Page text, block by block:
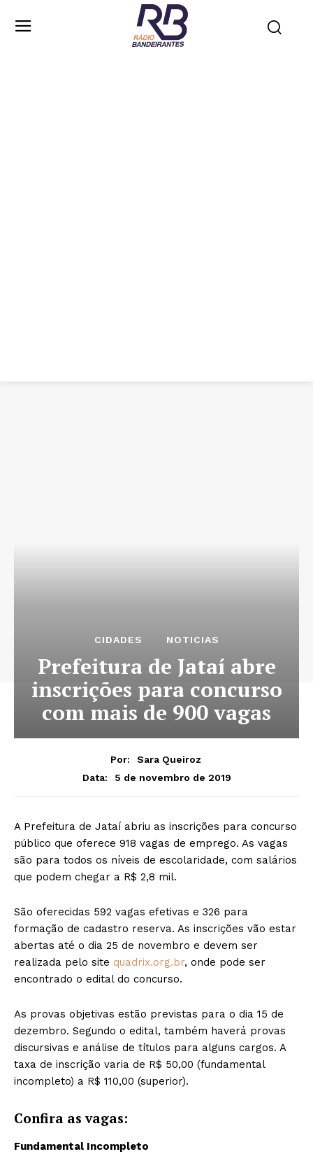
CIDADES NOTICIAS
Prefeitura de Jataí abre
inscrições para concurso
com mais de 900 vagas
Por:
Sara Queiroz
Data:
5 de novembro de 2019
A Prefeitura de Jataí abriu as inscrições para concurso
público que oferece 918 vagas de emprego. As vagas
são para todos os níveis de escolaridade, com salários
que podem chegar a R$ 2,8 mil.
São oferecidas 592 vagas efetivas e 326 para
formação de cadastro reserva. As inscrições vão estar
abertas até o dia 25 de novembro e devem ser
realizada pelo site quadrix.org.br, onde pode ser
encontrado o edital do concurso.
As provas objetivas estão previstas para o dia 15 de
dezembro. Segundo o edital, também haverá provas
discursivas e análise de títulos para alguns cargos. A
taxa de inscrição varia de R$ 50,00 (fundamental
incompleto) a R$ 110,00 (superior).
Confira as vagas:
Fundamental Incompleto